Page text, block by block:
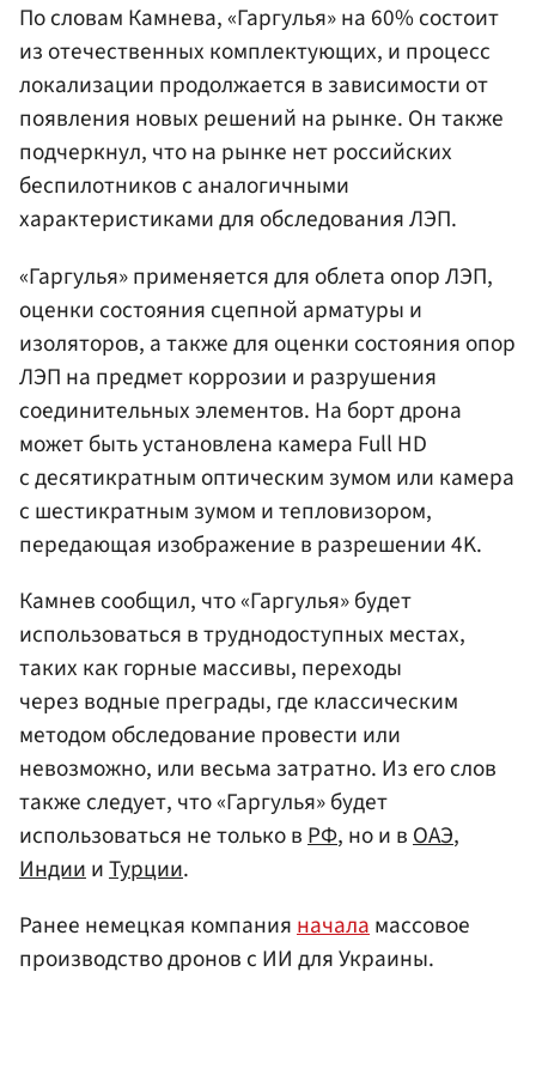
По словам Камнева, «Гаргулья» на 60% состоит
из отечественных комплектующих, и процесс
локализации продолжается в зависимости от
появления новых решений на рынке. Он также
подчеркнул, что на рынке нет российских
беспилотников с аналогичными
характеристиками для обследования ЛЭП.
«Гаргулья» применяется для облета опор ЛЭП,
оценки состояния сцепной арматуры и
изоляторов, а также для оценки состояния опор
ЛЭП на предмет коррозии и разрушения
соединительных элементов. На борт дрона
может быть установлена камера Full HD
с десятикратным оптическим зумом или камера
с шестикратным зумом и тепловизором,
передающая изображение в разрешении 4K.
Камнев сообщил, что «Гаргулья» будет
использоваться в труднодоступных местах,
таких как горные массивы, переходы
через водные преграды, где классическим
методом обследование провести или
невозможно, или весьма затратно. Из его слов
также следует, что «Гаргулья» будет
использоваться не только вРФ, но и вОАЭ,
ИндиииТурции.
Ранее немецкая компанияначаламассовое
производство дронов с ИИ для Украины.